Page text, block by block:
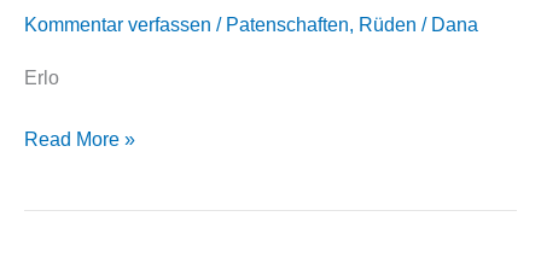
Kommentar verfassen / Patenschaften, Rüden / Dana
Erlo
Read More »